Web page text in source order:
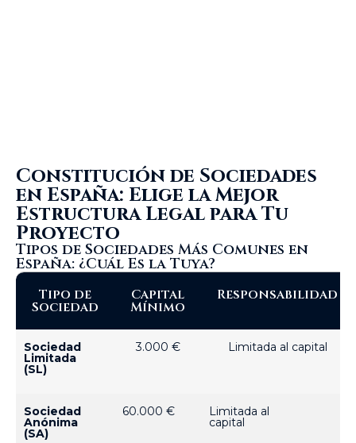
Constitución de Sociedades
en España: Elige la Mejor
Estructura Legal para Tu
Proyecto
Tipos de Sociedades Más Comunes en
España: ¿Cuál Es la Tuya?
Tipo de
Sociedad
Capital
Mínimo
Responsabilidad
Sociedad
Limitada
(SL)
3.000 € Limitada al capital
Sociedad
Anónima
(SA)
60.000 € Limitada al
capital